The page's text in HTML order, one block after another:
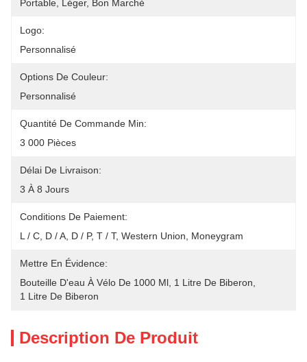
Portable, Léger, Bon Marché
Logo:
Personnalisé
Options De Couleur:
Personnalisé
Quantité De Commande Min:
3 000 Pièces
Délai De Livraison:
3 À 8 Jours
Conditions De Paiement:
L / C, D / A, D / P, T / T, Western Union, Moneygram
Mettre En Évidence:
Bouteille D'eau À Vélo De 1000 Ml 1 Litre De Biberon
1 Litre De Biberon
Description De Produit